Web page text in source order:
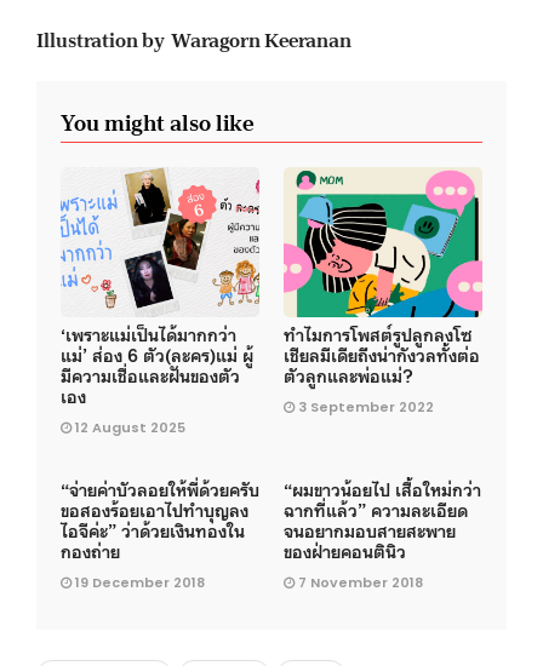
Illustration by Waragorn Keeranan
You might also like
‘เพราะแม่เป็นได้มากกว่า
แม่’ ส่อง 6 ตัว(ละคร)แม่ ผู้
มีความเชื่อและฝันของตัว
เอง
12 August 2025
ทำไมการโพสต์รูปลูกลงโซ
เชียลมีเดียถึงน่ากังวลทั้งต่อ
ตัวลูกและพ่อแม่?
3 September 2022
“จ่ายค่าบัวลอยให้พี่ด้วยครับ
ขอสองร้อยเอาไปทำบุญลง
ไอจีค่ะ” ว่าด้วยเงินทองใน
กองถ่าย
19 December 2018
“ผมขาวน้อยไป เสื้อใหม่กว่า
ฉากที่แล้ว” ความละเอียด
จนอยากมอบสายสะพาย
ของฝ่ายคอนตินิว
7 November 2018